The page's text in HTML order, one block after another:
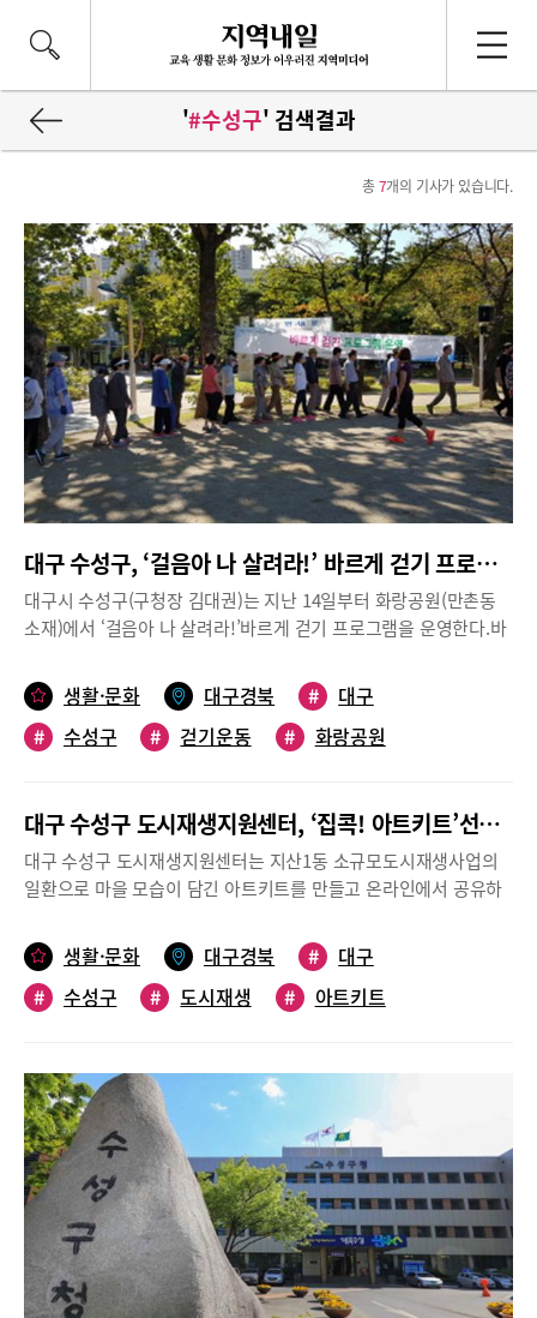
'#수성구' 검색결과
총7개의 기사가 있습니다.
대구 수성구, ‘걸음아 나 살려라!’ 바르게 걷기 프로그램 운영
대구시 수성구(구청장 김대권)는 지난 14일부터 화랑공원(만촌동
소재)에서 ‘걸음아 나 살려라!’바르게 걷기 프로그램을 운영한다.바
지역주민을 대상으로 매주 월·목요일 오후 4시부터 화랑공원(만촌
동 소재)에서 진행한다. 걷기 전문강사가 스트레칭, 보행분석을 통
한 올바른 걷기자세, 근력운동 등 지도한다. 모바일 앱 ‘워크온’을
그램 전 체온을 측정한다. 또한, 사회적 거리두기 지침에 따라 △실
외에서 2M 거리두기 △몸이 아프면 외출·출근·등교 하지 않기 △악
수나 포옹 등 신체 접촉하지 않기를 준수하며, 비말전파 예방을 위
해 무리한 근력운동은 자제하고 집에서 할 수 있는 간단한 운동 및
쉽게 실천할 수 있는 걷기운동의 생활화로 주민 스스로 건강한 생활
을 실천할 수 있는 계기가 되길 바란다”며, “앞으로도 걷기 좋은 도
시(Walkable City) 수성구가 되기 위해 노력하겠다”고 말했다.
생활·문화 대구경북 #
대구
#
수성구 # 걷기운동 # 화랑공원
대구 수성구 도시재생지원센터, ‘집콕! 아트키트’선착순 배송
대구 수성구 도시재생지원센터는 지산1동 소규모도시재생사업의
일환으로 마을 모습이 담긴 아트키트를 만들고 온라인에서 공유하
컬러링 키트와 모빌 키트 2종류다. 컬러링 키트는 지산1동의 풍경
을 그려 놓은 밑그림 위에 다양한 색을 덧입혀 완성한다. 모빌 키트
는 지산1동 모습이 그려진 자개를 활용해 모빌을 만든다. 작품을 완
장을 마련하고자 추진하는 언택트 마을 축제이다. 참여신청은 9월
14일부터 25일까지고, 선착순 200명에게 아트키트가 배송된다. 10
월 30일까지 완성해 지산1동 아카이브 사이트에 업로드하면 된다.
한편, 수성구 지산1동 소규모도시재생사업은 저층 단독주택지에 대
한 주거환경 개선 및 주민역량강화 프로그램을 통해 지속가능한 마
을공동체 조성을 위해 수성구에서 추진하는 사업이다. 2019년 국토
부 공모사업에 선정돼 2020년 한해 동안 CCTV설치 등 주민안전 강
화 사업을 포함한 환경개선사업, 공동체만들기 사업 등을 진행하고
있다.
생활·문화 대구경북 #
대구
#
수성구 # 도시재생 # 아트키트